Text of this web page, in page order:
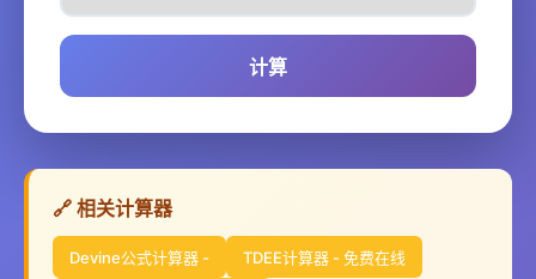
计算
🔗 相关计算器
Devine公式计算器 - TDEE计算器 - 免费在线